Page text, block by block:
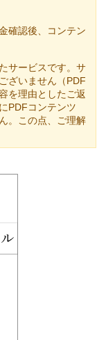
確認後、コンテン
サービスです。サ
ざいません（PDF
を理由としたご返
PDFコンテンツ
。この点、ご理解